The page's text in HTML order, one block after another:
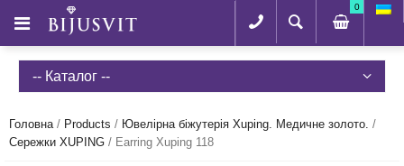
0
-- Каталог --
Головна/ Products / Ювелірна біжутерія Xuping. Медичне золото. /
Сережки XUPING / Earring Xuping 118